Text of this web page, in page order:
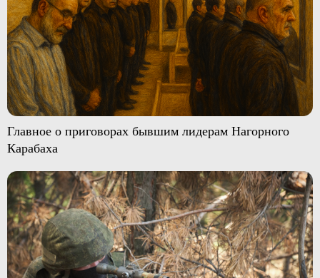
Главное о приговорах бывшим лидерам Нагорного
Карабаха